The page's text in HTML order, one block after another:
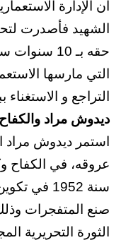
أن الإدارة
الشهيد فأصدرت
حقه بـ 10
التي مارسها
التراجع و
ديدوش مراد
استمر ديدوش مراد
عروقه، في الكفاح
سنة 1952
صنع المتفجرات
الثورة التحريرية